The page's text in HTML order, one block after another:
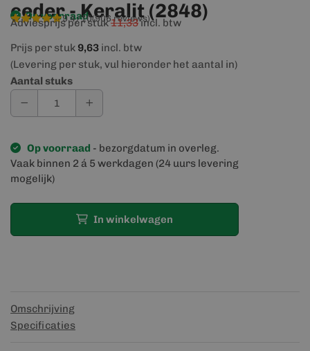
ceder - Keralit (2848)
Op voorraad
9,4/10(906 reviews)
Adviesprijs per stuk11,33incl. btw
Prijs per stuk 9,63 incl. btw
(Levering per stuk, vul hieronder het aantal in)
Aantal stuks
Op voorraad - bezorgdatum in overleg.
Vaak binnen 2 á 5 werkdagen (24 uurs levering
mogelijk)
In winkelwagen
Omschrijving
Specificaties